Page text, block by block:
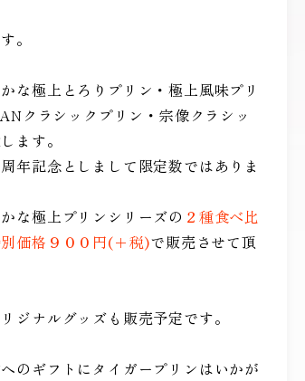
。
な極上とろりプリン・極上風味プリ
クラシックプリン・宗像クラシッ
ます。
年記念としまして限定数ではありま
な極上プリンシリーズの ２種食べ比
価格９００円(＋税)で販売させて頂
ジナルグッズも販売予定です。
のギフトにタイガープリンはいかが